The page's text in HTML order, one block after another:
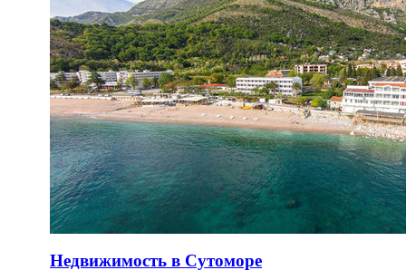
Недвижимость в Сутоморе